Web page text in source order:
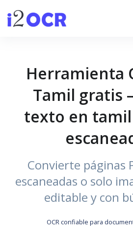
Herramienta
Tamil gratis
texto en tamil
Convierte páginas
escaneadas o solo
editable y con
OCR confiable para